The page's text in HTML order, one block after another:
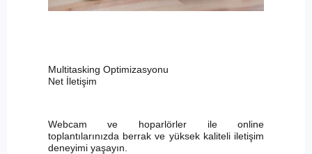
Multitasking Optimizasyonu
Net İletişim
Webcam ve hoparlörler ile online
toplantılarınızda berrak ve yüksek kaliteli iletişim
deneyimi yaşayın.